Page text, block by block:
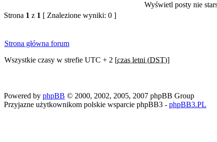
Wyświetl posty nie
Strona 1 z 1 [ Znalezione wyniki: 0 ]
Strona główna forum
Wszystkie czasy w strefie UTC + 2 [czas letni (DST)]
Powered by phpBB © 2000, 2002, 2005, 2007 phpBB Group
Przyjazne użytkownikom polskie wsparcie phpBB3 - phpBB3.PL